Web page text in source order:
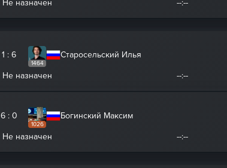
Не назначен --:--
1 : 6
1464
Старосельский Илья
Не назначен --:--
6 : 0
1026
Богинский Максим
Не назначен --:--